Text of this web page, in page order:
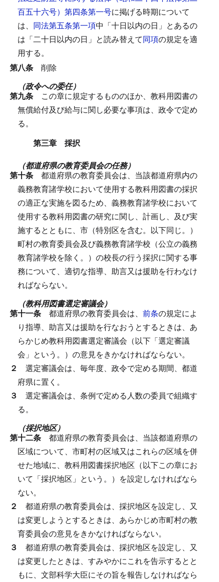
百五十六号）第四条第一号に掲げる時期について
は、 同法第五条第一項中「十日以内の日」とあるの
は「二十日以内の日」と読み替えて同項の規定を適
用する。
第八条 削除
（政令への委任）
第九条 この章に規定するもののほか、教科用図書の
無償給付及び給与に関し必要な事項は、政令で定め
る。
第三章 採択
（都道府県の教育委員会の任務）
第十条 都道府県の教育委員会は、当該都道府県内の
義務教育諸学校において使用する教科用図書の採択
の適正な実施を図るため、義務教育諸学校において
使用する教科用図書の研究に関し、計画し、及び実
施するとともに、市（特別区を含む。以下同じ。）
町村の教育委員会及び義務教育諸学校（公立の義務
教育諸学校を除く。）の校長の行う採択に関する事
務について、適切な指導、助言又は援助を行わなけ
ればならない。
（教科用図書選定審議会）
第十一条 都道府県の教育委員会は、 前条の規定によ
り指導、助言又は援助を行なおうとするときは、あ
らかじめ教科用図書選定審議会（以下「選定審議
会」という。）の意見をきかなければならない。
２ 選定審議会は、毎年度、政令で定める期間、都道
府県に置く。
３ 選定審議会は、条例で定める人数の委員で組織す
る。
（採択地区）
第十二条 都道府県の教育委員会は、当該都道府県の
区域について、市町村の区域又はこれらの区域を併
せた地域に、教科用図書採択地区（以下この章にお
いて「採択地区」という。）を設定しなければなら
ない。
２ 都道府県の教育委員会は、採択地区を設定し、又
は変更しようとするときは、あらかじめ市町村の教
育委員会の意見をきかなければならない。
３ 都道府県の教育委員会は、採択地区を設定し、又
は変更したときは、すみやかにこれを告示するとと
もに、文部科学大臣にその旨を報告しなければなら